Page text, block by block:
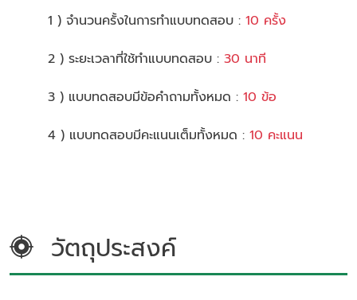
1 ) จำนวนครั้งในการทำแบบทดสอบ : 10 ครั้ง
2 ) ระยะเวลาที่ใช้ทำแบบทดสอบ : 30 นาที
3 ) แบบทดสอบมีข้อคำถามทั้งหมด : 10 ข้อ
4 ) แบบทดสอบมีคะแนนเต็มทั้งหมด : 10 คะแนน
วัตถุประสงค์